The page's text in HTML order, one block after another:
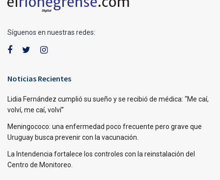
Síguenos en nuestras redes:
Noticias Recientes
Lidia Fernández cumplió su sueño y se recibió de médica: “Me caí,
volví, me caí, volví”
Meningococo: una enfermedad poco frecuente pero grave que
Uruguay busca prevenir con la vacunación.
La Intendencia fortalece los controles con la reinstalación del
Centro de Monitoreo.